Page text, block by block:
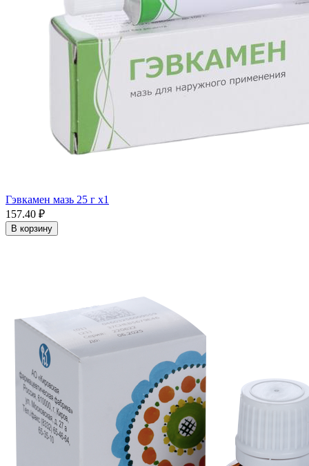
Гэвкамен мазь 25 г x1
157.40 ₽
В корзину